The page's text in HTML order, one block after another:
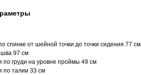
спинке от шейной точки до точки сидения 77 см
97 см
по груди на уровне проймы 49 см
по талии 33 см